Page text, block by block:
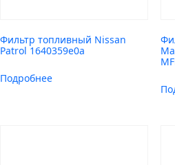
Фильтр топливный Nissan
Patrol 1640359e0a
Подробнее